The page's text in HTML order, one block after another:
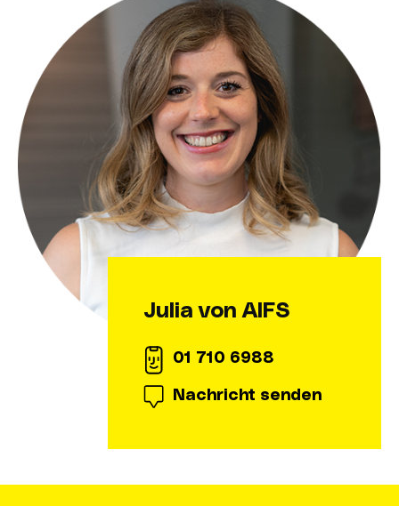
Julia von AIFS
01 710 6988
Nachricht senden